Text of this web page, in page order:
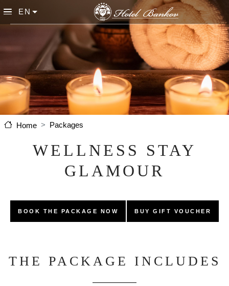
EN List additional actions
Home Packages
WELLNESS STAY
GLAMOUR
BOOK THE PACKAGE NOW BUY GIFT VOUCHER
THE PACKAGE INCLUDES